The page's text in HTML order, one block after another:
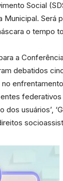
Social
Municipal. Será
o tempo
a
debatidos
federativos
dos usuários’,